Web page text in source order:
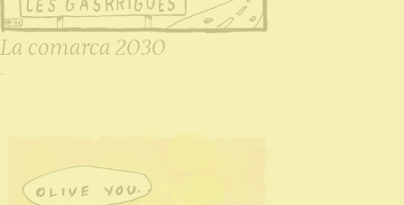
La comarca 2030
-